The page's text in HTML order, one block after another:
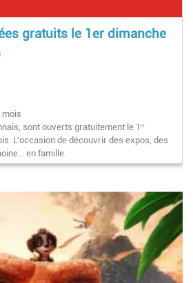
gratuits le 1er dimanche
mois
sont ouverts gratuitement le 1ᵉʳ
L'occasion de découvrir des expos, des
en famille.